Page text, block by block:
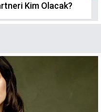
Kim Olacak?